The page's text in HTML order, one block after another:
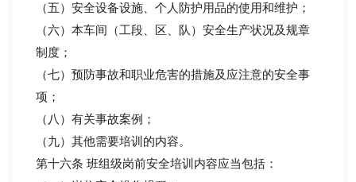
（五）安全设备设施、个人防护用品的使用和维护；
（六）本车间（工段、区、队）安全生产状况及规章
制度；
（七）预防事故和职业危害的措施及应注意的安全事
项；
（八）有关事故案例；
（九）其他需要培训的内容。
第十六条 班组级岗前安全培训内容应当包括：